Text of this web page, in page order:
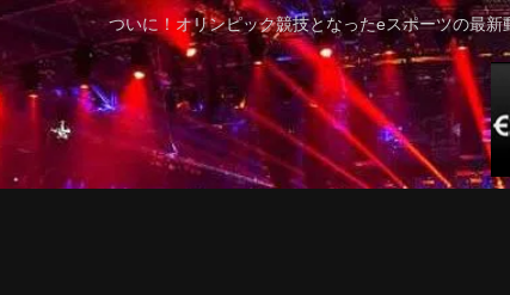
ついに！オリンピック競技となったeスポーツの最